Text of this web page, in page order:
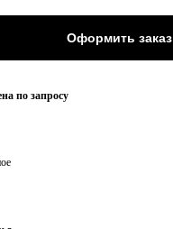
Оформить заказ
по запросу